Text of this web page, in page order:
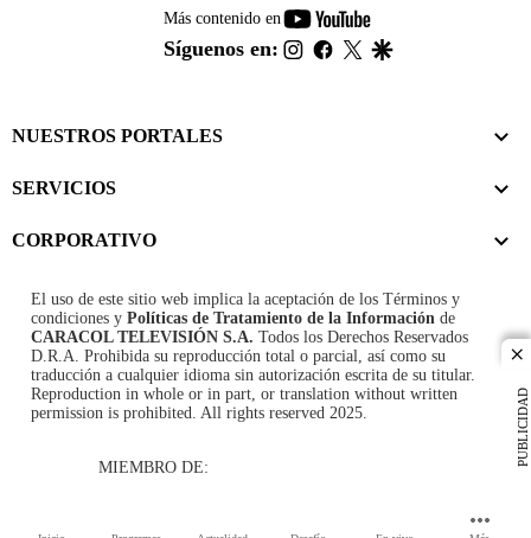
PUBLICIDAD
Más contenido en
youtube-
footer
Síguenos en: instagram
facebook
twitter
NUESTROS PORTALES
SERVICIOS
CORPORATIVO
El uso de este sitio web implica la aceptación de los Términos y
condiciones y Políticas de Tratamiento de la Información de
CARACOL TELEVISIÓN S.A. Todos los Derechos Reservados
D.R.A. Prohibida su reproducción total o parcial, así como su
traducción a cualquier idioma sin autorización escrita de su titular.
Reproduction in whole or in part, or translation without written
permission is prohibited. All rights reserved 2025.
MIEMBRO DE: